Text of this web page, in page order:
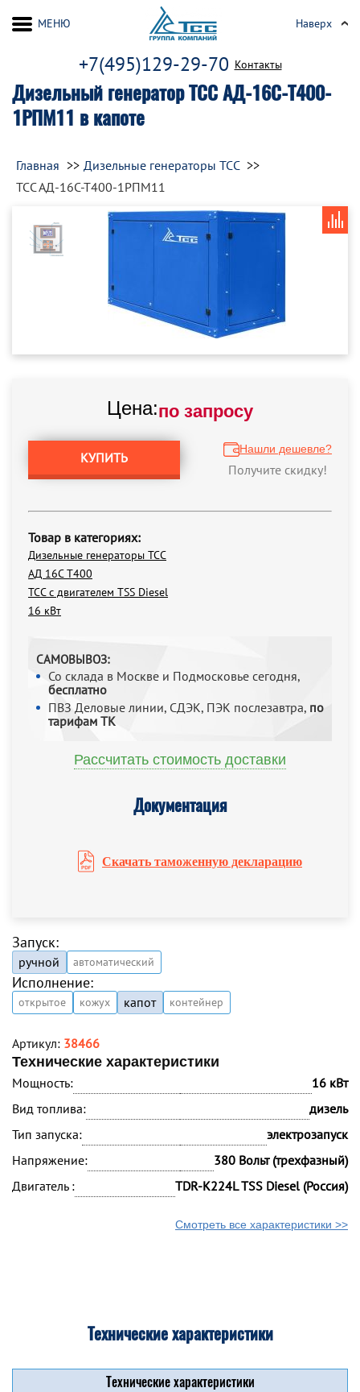
Дизельный генератор ТСС АД-16С-Т400-
1РПМ11 в капоте
+7(495)129-29-70 Контакты
МЕНЮ Наверх
Главная
Дизельные генераторы ТСС
ТСС АД-16С-Т400-1РПМ11
Цена:по запросу
КУПИТЬ
Нашли дешевле?
Получите скидку!
Товар в категориях:
Дизельные генераторы ТСС
АД 16С Т400
ТСС с двигателем TSS Diesel
16 кВт
САМОВЫВОЗ:
Со склада в Москве и Подмосковье сегодня,
бесплатно
ПВЗ Деловые линии, СДЭК, ПЭК послезавтра, по
тарифам ТК
Рассчитать стоимость доставки
Документация
Скачать таможенную декларацию
Запуск:
ручной автоматический
Исполнение:
открытое кожух капот контейнер
Артикул: 38466
Технические характеристики
Мощность:
16 кВт
Вид топлива:
дизель
Тип запуска:
электрозапуск
Напряжение:
380 Вольт (трехфазный)
Двигатель :
TDR-K224L TSS Diesel (Россия)
Смотреть все характеристики >>
Технические характеристики
Технические характеристики